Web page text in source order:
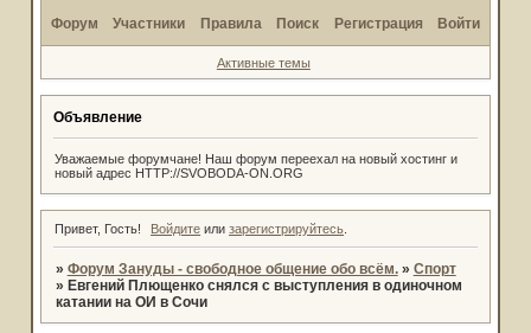
Форум Участники Правила Поиск Регистрация Войти
Активные темы
Объявление
Уважаемые форумчане! Наш форум переехал на новый хостинг и
новый адрес HTTP://SVOBODA-ON.ORG
Привет, Гость! Войдите илизарегистрируйтесь
» Форум Зануды - свободное общение обо всём. » Спорт
» Евгений Плющенко снялся с выступления в одиночном
катании на ОИ в Сочи